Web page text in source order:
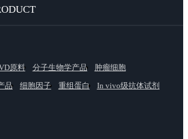
原料 分子生物学产品
肿瘤细胞
品
细胞因子 重组蛋白 In vivo级抗体试剂